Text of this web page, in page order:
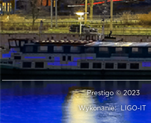
Prestigo © 2023
Wykonanie: LIGO-IT